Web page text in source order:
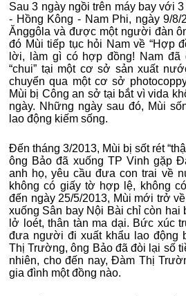
Sau 3 ngày ngồi trên máy bay với
- Hồng Kông - Nam Phi, ngày 9/8/
Ănggôla và được một người đàn
đó Mùi tiếp tục hỏi Nam về “Hợp
lời, làm gì có hợp đồng! Nam đã
“chui” tại một cơ sở sản xuất
chuyển qua một cơ sở
Mùi bị Công an sở tại bắt vì vida
ngày. Những ngày sau đó, Mùi
lao động kiếm sống.
Đến tháng 3/2013, Mùi bị sốt rét
ông Bảo đã xuống TP Vinh gặp
anh họ, yêu cầu đưa con trai về
không có giấy tờ hợp lệ, không
đến ngày 25/5/2013, Mùi mới trở
xuống Sân bay Nội Bài chỉ còn hai
lở loét, thân tàn ma dại. Bức xúc
đưa người đi xuất khẩu lao động
Thị Trường, ông Bảo đã đòi lại số
nhiên, cho đến nay, Đàm Thị
gia đình một đồng nào.